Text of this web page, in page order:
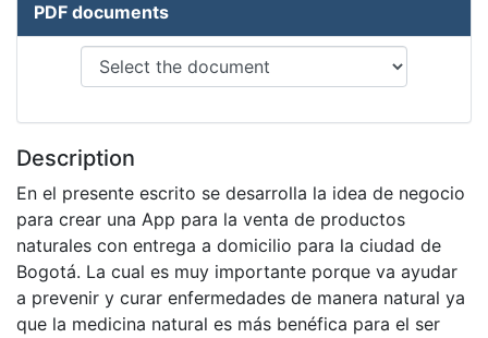
PDF documents
Description
En el presente escrito se desarrolla la idea de negocio
para crear una App para la venta de productos
naturales con entrega a domicilio para la ciudad de
Bogotá. La cual es muy importante porque va ayudar
a prevenir y curar enfermedades de manera natural ya
que la medicina natural es más benéfica para el ser